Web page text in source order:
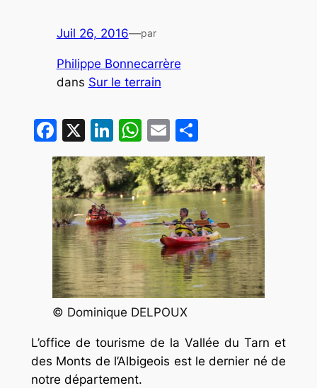
Juil 26, 2016—par
Philippe Bonnecarrère
dans Sur le terrain
Facebook
X LinkedIn
WhatsApp
EmailPartager
© Dominique DELPOUX
L’office de tourisme de la Vallée du Tarn et
des Monts de l’Albigeois est le dernier né de
notre département.